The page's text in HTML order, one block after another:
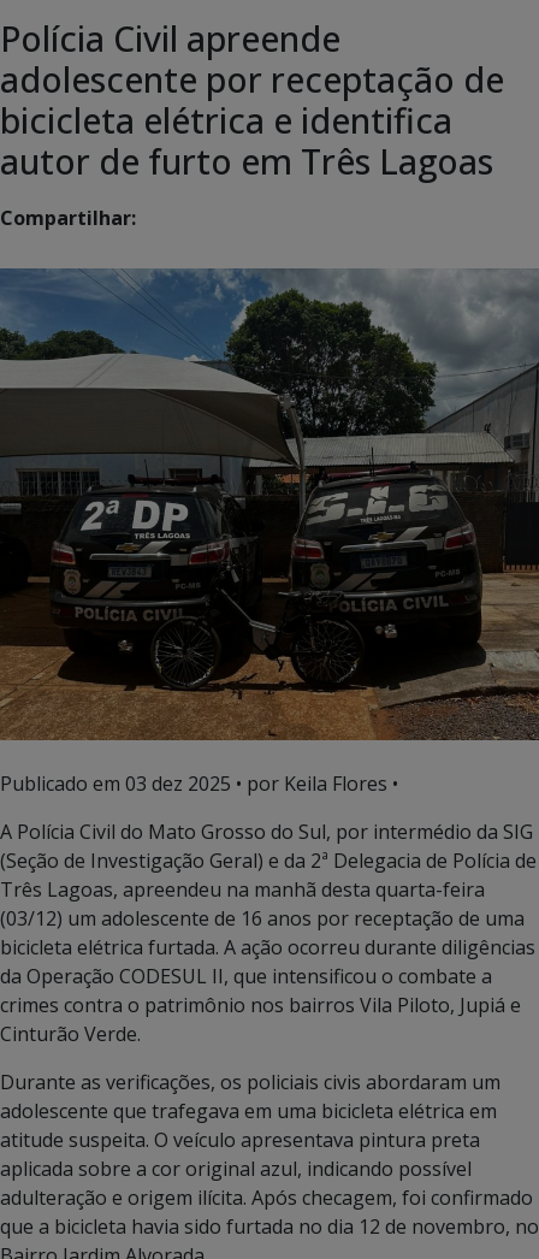
Polícia Civil apreende
adolescente por receptação de
bicicleta elétrica e identifica
autor de furto em Três Lagoas
Compartilhar:
Publicado em 03 dez 2025 • por Keila Flores •
A Polícia Civil do Mato Grosso do Sul, por intermédio da SIG
(Seção de Investigação Geral) e da 2ª Delegacia de Polícia de
Três Lagoas, apreendeu na manhã desta quarta-feira
(03/12) um adolescente de 16 anos por receptação de uma
bicicleta elétrica furtada. A ação ocorreu durante diligências
da Operação CODESUL II, que intensificou o combate a
crimes contra o patrimônio nos bairros Vila Piloto, Jupiá e
Cinturão Verde.
Durante as verificações, os policiais civis abordaram um
adolescente que trafegava em uma bicicleta elétrica em
atitude suspeita. O veículo apresentava pintura preta
aplicada sobre a cor original azul, indicando possível
adulteração e origem ilícita. Após checagem, foi confirmado
que a bicicleta havia sido furtada no dia 12 de novembro, no